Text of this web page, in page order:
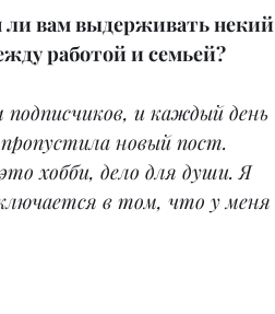
ли вам выдерживать некий
работой и семьей?
и каждый день
новый пост.
хобби, дело для души. Я
в том, что у меня